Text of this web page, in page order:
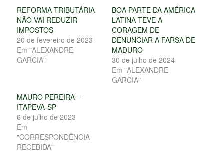
REFORMA TRIBUTÁRIA
NÃO VAI REDUZIR
IMPOSTOS
20 de fevereiro de 2023
Em "ALEXANDRE
GARCIA"
BOA PARTE DA AMÉRICA
LATINA TEVE A
CORAGEM DE
DENUNCIAR A FARSA DE
MADURO
30 de julho de 2024
Em "ALEXANDRE
GARCIA"
MAURO PEREIRA –
ITAPEVA-SP
6 de julho de 2023
Em
"CORRESPONDÊNCIA
RECEBIDA"